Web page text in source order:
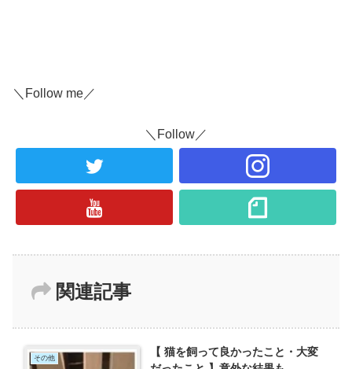
＼Follow me／
＼Follow／
関連記事
その他
【 猫を飼って良かったこと・大変